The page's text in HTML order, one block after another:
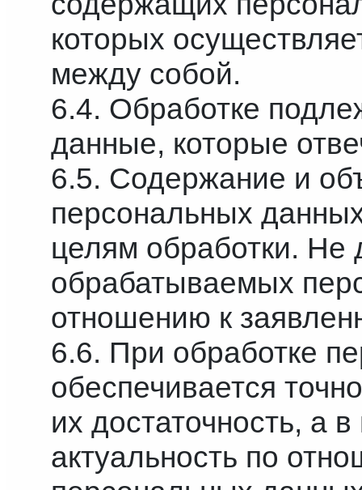
которых
между собой.
6.4. Обработке
данные, которые
6.5. Содержание и
персональных
целям обработки. Не
обрабатываемых
отношению к
6.6. При обработке
обеспечивается
их достаточность, а
актуальность по